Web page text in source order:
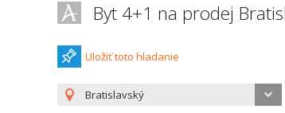
Byt 4+1 na prodej
Uložiť toto hladanie
Bratislavský